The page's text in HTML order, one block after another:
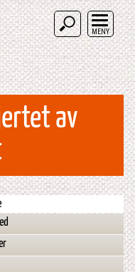
MENY
av